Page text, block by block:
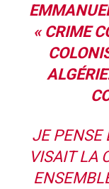
« CRIME
JE PENSE
VISAIT LA